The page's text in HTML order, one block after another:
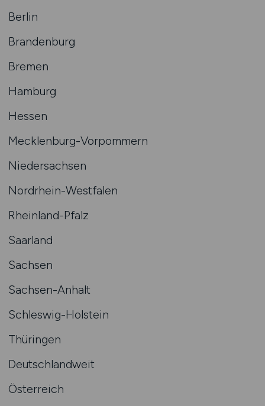
Berlin
Brandenburg
Bremen
Hamburg
Hessen
Mecklenburg-Vorpommern
Niedersachsen
Nordrhein-Westfalen
Rheinland-Pfalz
Saarland
Sachsen
Sachsen-Anhalt
Schleswig-Holstein
Thüringen
Deutschlandweit
Österreich